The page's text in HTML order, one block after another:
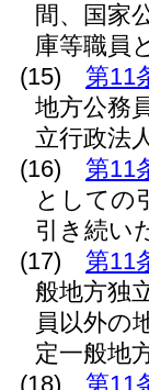
間、国家
庫等職員
(15)
第11
地方公務
立行政法
(16)
第11
としての
引き続い
(17)
第11
般地方独
員以外の
定一般地
(18)
第11